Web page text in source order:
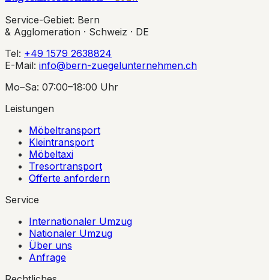
Service-Gebiet: Bern
& Agglomeration · Schweiz · DE
Tel: +49 1579 2638824
E-Mail: info@bern-zuegelunternehmen.ch
Mo–Sa: 07:00–18:00 Uhr
Leistungen
Möbeltransport
Kleintransport
Möbeltaxi
Tresortransport
Offerte anfordern
Service
Internationaler Umzug
Nationaler Umzug
Über uns
Anfrage